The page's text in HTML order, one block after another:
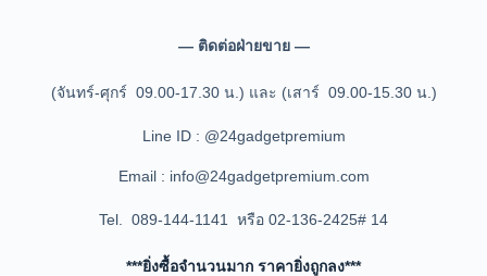
— ติดต่อฝ่ายขาย —
(จันทร์-ศุกร์ 09.00-17.30 น.) และ (เสาร์ 09.00-15.30 น.)
Line ID : @24gadgetpremium
Email : info@24gadgetpremium.com
Tel. 089-144-1141 หรือ 02-136-2425# 14
***ยิ่งซื้อจำนวนมาก ราคายิ่งถูกลง***